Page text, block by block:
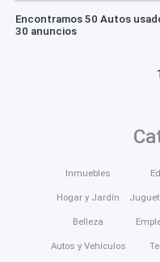
Encontramos 50 Autos
30 anuncios
Inmuebles
Hogar y Jardín
Belleza
Autos y Vehículos